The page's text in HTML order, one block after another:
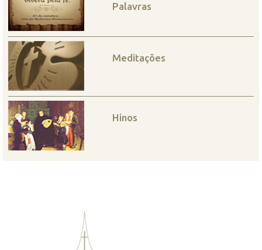
Palavras
Meditações
Hinos